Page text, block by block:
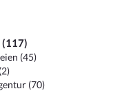
(45)
(70)